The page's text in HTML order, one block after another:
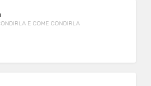
E COME CONDIRLA